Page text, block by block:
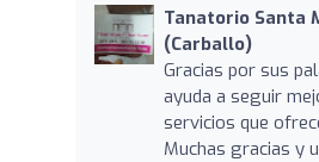
Tanatorio Santa
(Carballo)
Gracias por sus
ayuda a seguir
servicios que
Muchas gracias y